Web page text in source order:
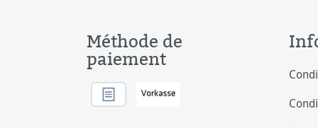
Méthode de
paiement